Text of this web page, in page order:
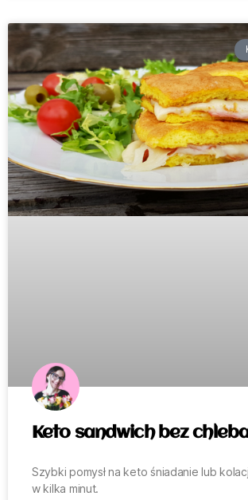
Keto sandwich bez
Szybki pomysł na keto śniadanie lub
w kilka minut.